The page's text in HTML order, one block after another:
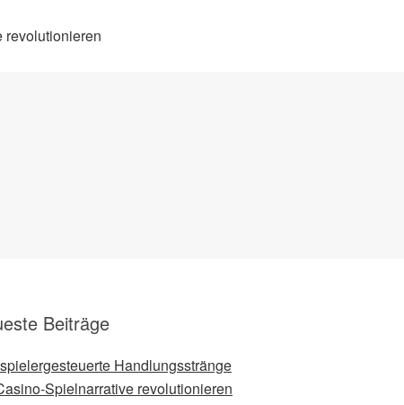
revolutionieren
Beiträge
Handlungsstränge
Spielnarrative revolutionieren